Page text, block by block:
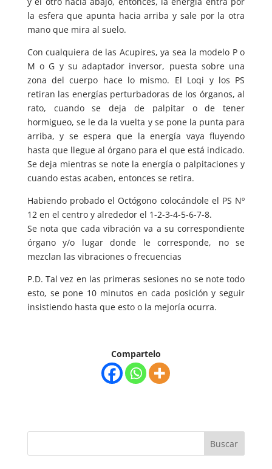
la esfera que apunta hacia arriba y sale por la otra
mano que mira al suelo.
Con cualquiera de las Acupires, ya sea la modelo P o
M o G y su adaptador inversor, puesta sobre una
zona del cuerpo hace lo mismo. El Loqi y los PS
retiran las energías perturbadoras de los órganos, al
rato, cuando se deja de palpitar o de tener
hormigueo, se le da la vuelta y se pone la punta para
arriba, y se espera que la energía vaya fluyendo
hasta que llegue al órgano para el que está indicado.
Se deja mientras se note la energía o palpitaciones y
cuando estas acaben, entonces se retira.
Habiendo probado el Octógono colocándole el PS Nº
12 en el centro y alrededor el 1-2-3-4-5-6-7-8.
Se nota que cada vibración va a su correspondiente
órgano y/o lugar donde le corresponde, no se
mezclan las vibraciones o frecuencias
P.D. Tal vez en las primeras sesiones no se note todo
esto, se pone 10 minutos en cada posición y seguir
insistiendo hasta que esto o la mejoría ocurra.
Compartelo